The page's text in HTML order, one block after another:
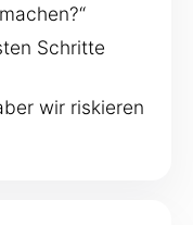
Schritte
wir riskieren